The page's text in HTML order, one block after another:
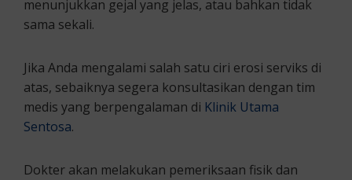
menunjukkan gejal yang jelas, atau bahkan tidak
sama sekali.
Jika Anda mengalami salah satu ciri erosi serviks di
atas, sebaiknya segera konsultasikan dengan tim
medis yang berpengalaman di Klinik Utama
Sentosa.
Dokter akan melakukan pemeriksaan fisik dan